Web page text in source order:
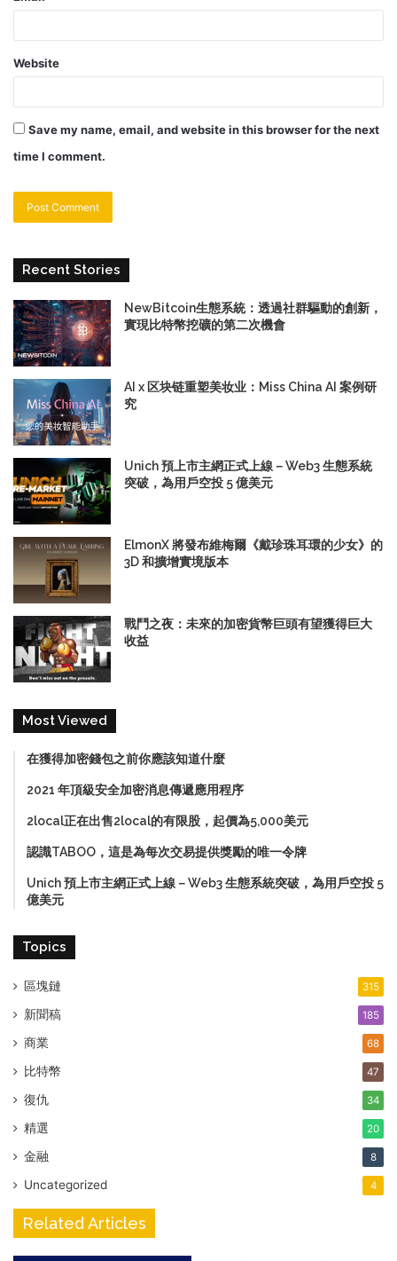
Website
Save my name, email, and website in this browser for the next
time I comment.
Recent Stories
NewBitcoin生態系統：透過社群驅動的創新，
實現比特幣挖礦的第二次機會
AI x 区块链重塑美妆业：Miss China AI 案例研
究
Unich 預上市主網正式上線－Web3 生態系統
突破，為用戶空投 5 億美元
ElmonX 將發布維梅爾《戴珍珠耳環的少女》的
3D 和擴增實境版本
戰鬥之夜：未來的加密貨幣巨頭有望獲得巨大
收益
Most Viewed
在獲得加密錢包之前你應該知道什麼
2021 年頂級安全加密消息傳遞應用程序
2local正在出售2local的有限股，起價為5,000美元
認識TABOO，這是為每次交易提供獎勵的唯一令牌
Unich 預上市主網正式上線－Web3 生態系統突破，為用戶空投 5
億美元
Topics
區塊鏈 315
新聞稿 185
商業 68
比特幣 47
復仇 34
精選 20
金融 8
Uncategorized 4
Related Articles